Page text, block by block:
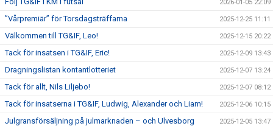
2026-01-05 22:09
”Vårpremiär” för Torsdagsträffarna 2025-12-25 11:11
Välkommen till TG&IF, Leo! 2025-12-15 20:22
Tack för insatsen i TG&IF, Eric! 2025-12-09 13:43
Dragningslistan kontantlotteriet 2025-12-07 13:24
Tack för allt, Nils Liljebo! 2025-12-07 08:12
Tack för insatserna i TG&IF, Ludwig, Alexander och Liam! 2025-12-06 10:15
Julgransförsäljning på julmarknaden – och Ulvesborg 2025-12-05 13:47